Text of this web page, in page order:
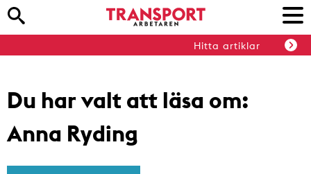
Hitta artiklar
Du har valt att läsa om:
Anna Ryding